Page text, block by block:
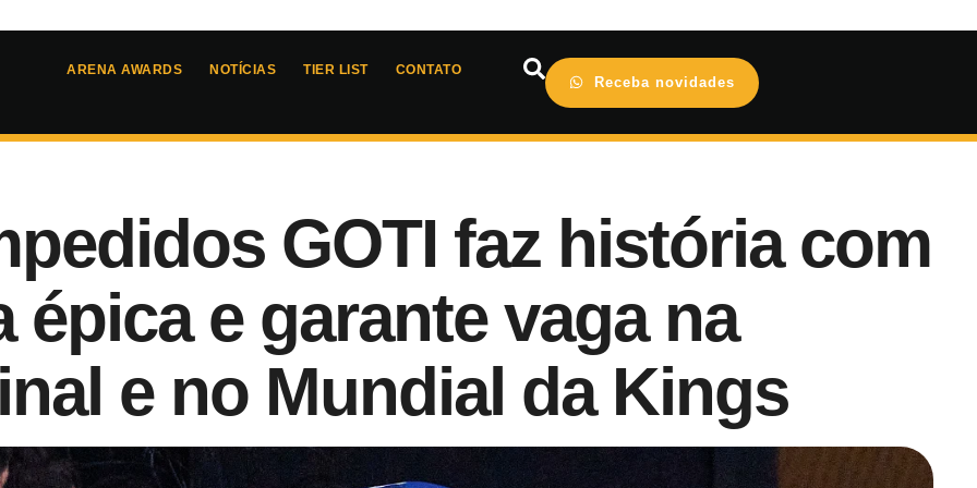
ARENA AWARDS NOTÍCIAS TIER LIST CONTATO
Receba novidades
GOTI faz história com
épica e garante vaga na
e no Mundial da Kings
- 20:25